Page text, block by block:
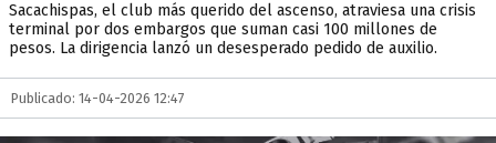
Sacachispas, el club más querido del ascenso, atraviesa una crisis
terminal por dos embargos que suman casi 100 millones de
pesos. La dirigencia lanzó un desesperado pedido de auxilio.
Publicado: 14-04-2026 12:47